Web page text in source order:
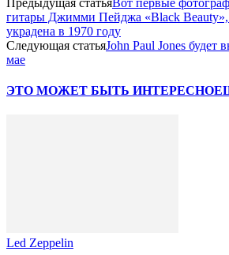
гитары Джимми Пейджа «Black Beauty»,
украдена в 1970 году
Следующая статьяJohn Paul Jones будет
мае
ЭТО МОЖЕТ БЫТЬ ИНТЕРЕСНО
Led Zeppelin